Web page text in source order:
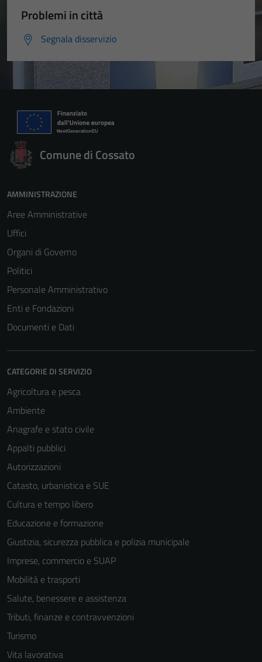
Problemi in città
Segnala disservizio
Comune di Cossato
AMMINISTRAZIONE
Aree Amministrative
Uffici
Organi di Governo
Politici
Personale Amministrativo
Enti e Fondazioni
Documenti e Dati
CATEGORIE DI SERVIZIO
Agricoltura e pesca
Ambiente
Anagrafe e stato civile
Appalti pubblici
Autorizzazioni
Catasto, urbanistica e SUE
Cultura e tempo libero
Educazione e formazione
Giustizia, sicurezza pubblica e polizia municipale
Imprese, commercio e SUAP
Mobilità e trasporti
Salute, benessere e assistenza
Tributi, finanze e contravvenzioni
Turismo
Vita lavorativa